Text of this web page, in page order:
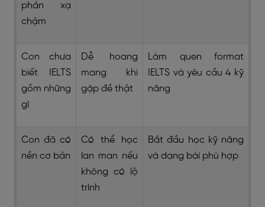
phản xạ
chậm
Con chưa
biết IELTS
gồm những
gì
Dễ hoang
mang khi
gặp đề thật
Làm quen format
IELTS và yêu cầu 4 kỹ
năng
Con đã có
nền cơ bản
Có thể học
lan man nếu
không có lộ
trình
Bắt đầu học kỹ năng
và dạng bài phù hợp